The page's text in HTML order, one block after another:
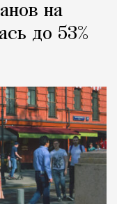
на
до 53%